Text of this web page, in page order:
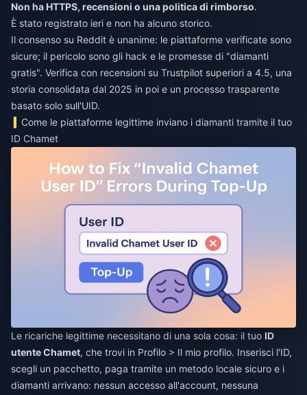
Non ha HTTPS, recensioni o una politica di rimborso.
È stato registrato ieri e non ha alcuno storico.
Il consenso su Reddit è unanime: le piattaforme verificate sono
sicure; il pericolo sono gli hack e le promesse di "diamanti
gratis". Verifica con recensioni su Trustpilot superiori a 4.5, una
storia consolidata dal 2025 in poi e un processo trasparente
basato solo sull'UID.
Come le piattaforme legittime inviano i diamanti tramite il tuo
ID Chamet
Le ricariche legittime necessitano di una sola cosa: il tuo ID
utente Chamet, che trovi in Profilo > Il mio profilo. Inserisci l'ID,
scegli un pacchetto, paga tramite un metodo locale sicuro e i
diamanti arrivano: nessun accesso all'account, nessuna